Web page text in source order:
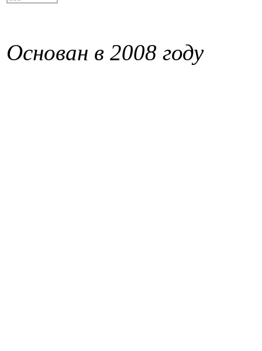
Основан в 2008 году